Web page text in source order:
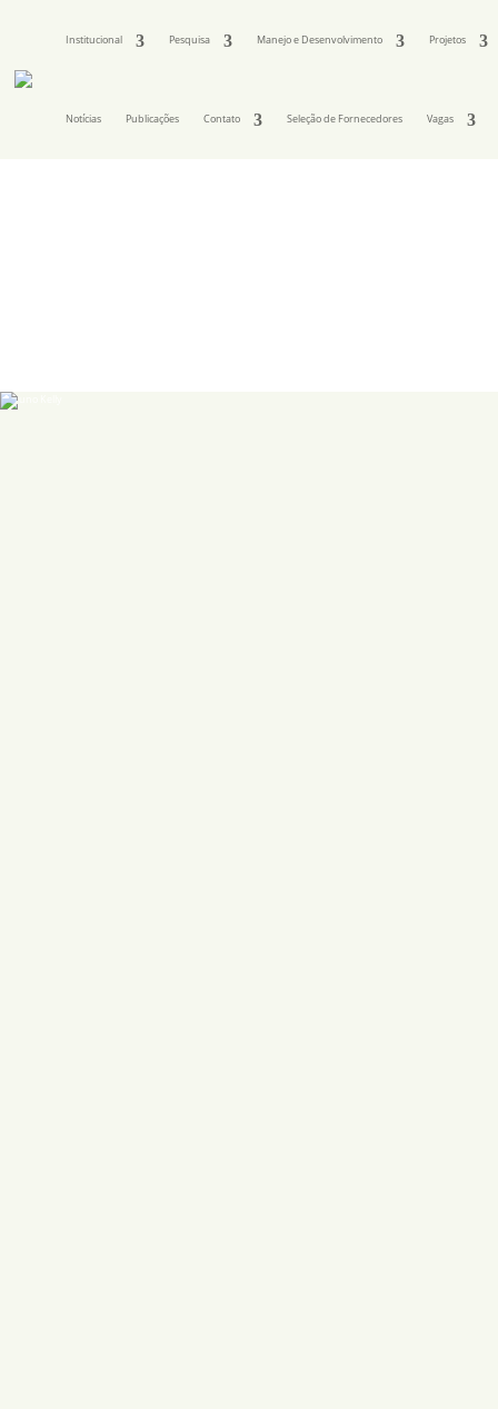
Institucional Pesquisa Manejo e Desenvolvimento Projetos
Notícias Publicações Contato Seleção de Fornecedores Vagas
©Bruno Kelly